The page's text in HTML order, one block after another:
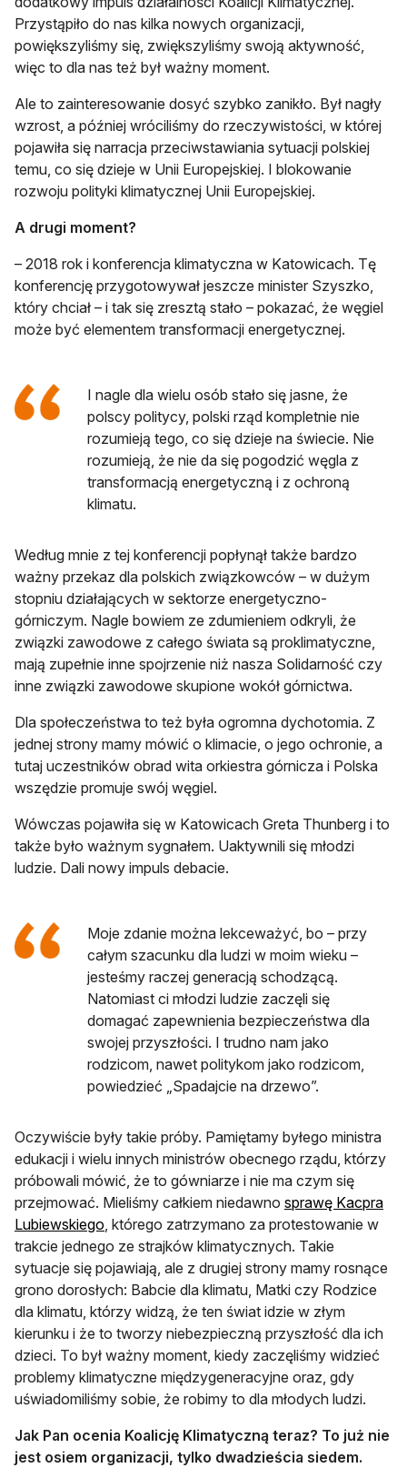
Przystąpiło do nas kilka nowych organizacji,
powiększyliśmy się, zwiększyliśmy swoją aktywność,
więc to dla nas też był ważny moment.
Ale to zainteresowanie dosyć szybko zanikło. Był nagły
wzrost, a później wróciliśmy do rzeczywistości, w której
pojawiła się narracja przeciwstawiania sytuacji polskiej
temu, co się dzieje w Unii Europejskiej. I blokowanie
rozwoju polityki klimatycznej Unii Europejskiej.
A drugi moment?
– 2018 rok i konferencja klimatyczna w Katowicach. Tę
konferencję przygotowywał jeszcze minister Szyszko,
który chciał – i tak się zresztą stało – pokazać, że węgiel
może być elementem transformacji energetycznej.
I nagle dla wielu osób stało się jasne, że
polscy politycy, polski rząd kompletnie nie
rozumieją tego, co się dzieje na świecie. Nie
rozumieją, że nie da się pogodzić węgla z
transformacją energetyczną i z ochroną
klimatu.
Według mnie z tej konferencji popłynął także bardzo
ważny przekaz dla polskich związkowców – w dużym
stopniu działających w sektorze energetyczno-
górniczym. Nagle bowiem ze zdumieniem odkryli, że
związki zawodowe z całego świata są proklimatyczne,
mają zupełnie inne spojrzenie niż nasza Solidarność czy
inne związki zawodowe skupione wokół górnictwa.
Dla społeczeństwa to też była ogromna dychotomia. Z
jednej strony mamy mówić o klimacie, o jego ochronie, a
tutaj uczestników obrad wita orkiestra górnicza i Polska
wszędzie promuje swój węgiel.
Wówczas pojawiła się w Katowicach Greta Thunberg i to
także było ważnym sygnałem. Uaktywnili się młodzi
ludzie. Dali nowy impuls debacie.
Moje zdanie można lekceważyć, bo – przy
całym szacunku dla ludzi w moim wieku –
jesteśmy raczej generacją schodzącą.
Natomiast ci młodzi ludzie zaczęli się
domagać zapewnienia bezpieczeństwa dla
swojej przyszłości. I trudno nam jako
rodzicom, nawet politykom jako rodzicom,
powiedzieć „Spadajcie na drzewo”.
Oczywiście były takie próby. Pamiętamy byłego ministra
edukacji i wielu innych ministrów obecnego rządu, którzy
próbowali mówić, że to gówniarze i nie ma czym się
przejmować. Mieliśmy całkiem niedawno sprawę Kacpra
Lubiewskiego otwiera się w nowej karcie
, którego zatrzymano za protestowanie w
trakcie jednego ze strajków klimatycznych. Takie
sytuacje się pojawiają, ale z drugiej strony mamy rosnące
grono dorosłych: Babcie dla klimatu, Matki czy Rodzice
dla klimatu, którzy widzą, że ten świat idzie w złym
kierunku i że to tworzy niebezpieczną przyszłość dla ich
dzieci. To był ważny moment, kiedy zaczęliśmy widzieć
problemy klimatyczne międzygeneracyjne oraz, gdy
uświadomiliśmy sobie, że robimy to dla młodych ludzi.
Jak Pan ocenia Koalicję Klimatyczną teraz? To już nie
jest osiem organizacji, tylko dwadzieścia siedem.